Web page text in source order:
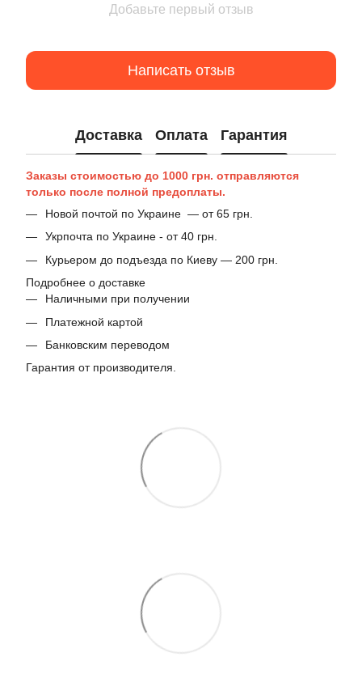
Добавьте первый отзыв
Написать отзыв
Доставка Оплата Гарантия
Заказы стоимостью до 1000 грн. отправляются
только после полной предоплаты.
Новой почтой по Украине — от 65 грн.
Укрпочта по Украине - от 40 грн.
Курьером до подъезда по Киеву — 200 грн.
Подробнее о доставке
Наличными при получении
Платежной картой
Банковским переводом
Гарантия от производителя.